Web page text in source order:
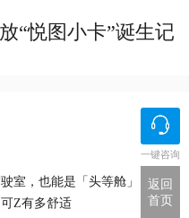
“悦图小卡”诞生记
室，也能是「头等舱」 启明星
Z有多舒适
一键咨询
返回
首页